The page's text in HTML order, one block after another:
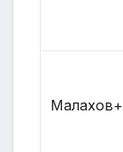
Малахов+